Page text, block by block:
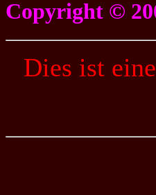
Copyright ©
Dies ist